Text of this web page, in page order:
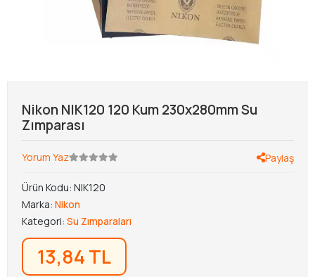
Nikon NIK120 120 Kum 230x280mm Su
Zımparası
Yorum Yaz Paylaş
Ürün Kodu: NIK120
Marka: Nikon
Kategori: Su Zımparaları
13,84 TL